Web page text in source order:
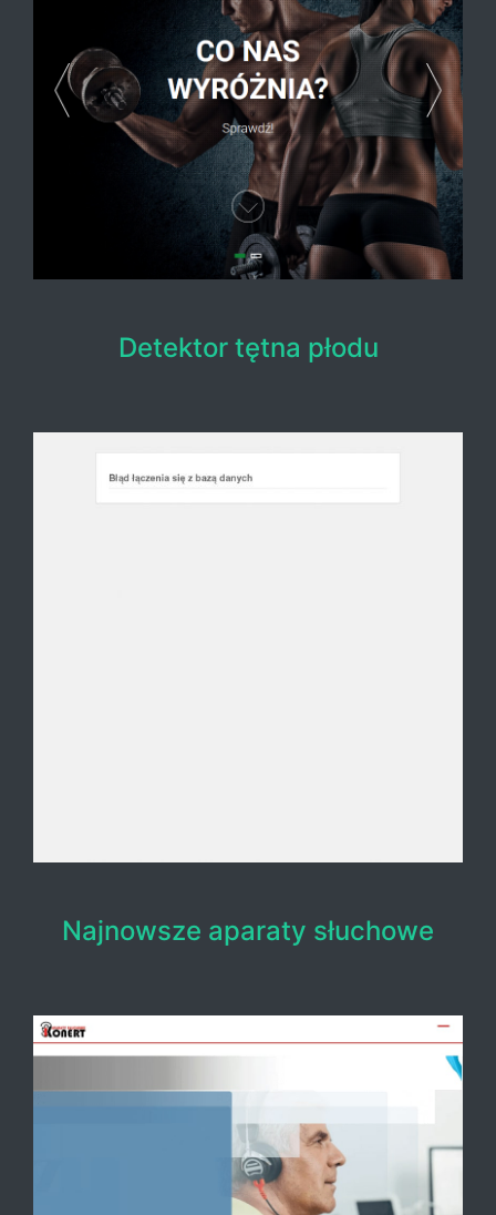
Detektor tętna płodu
Najnowsze aparaty słuchowe